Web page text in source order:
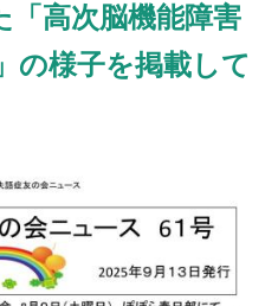
「高次脳機能障害
の様子を掲載して